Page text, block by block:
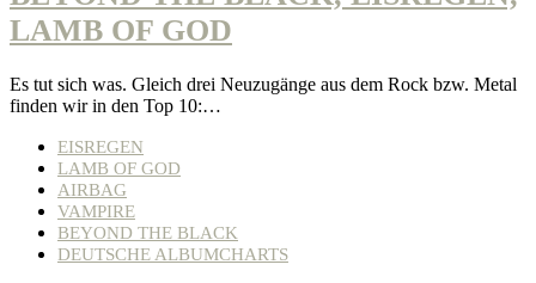
LAMB OF GOD
Es tut sich was. Gleich drei Neuzugänge aus dem Rock bzw. Metal
finden wir in den Top 10:…
EISREGEN
LAMB OF GOD
AIRBAG
VAMPIRE
BEYOND THE BLACK
DEUTSCHE ALBUMCHARTS